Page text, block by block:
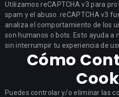
Utilizamos reCAPTCHA v3 para
spam y el abuso. reCAPTCHA v3
analiza el comportamiento de los
son humanos o bots. Esto ayuda
sin interrumpir tu experiencia de
Cómo
Puedes controlar y/o eliminar las